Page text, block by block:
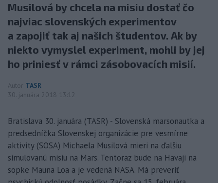
Musilová by chcela na misiu dostať čo
najviac slovenských experimentov
a zapojiť tak aj našich študentov. Ak by
niekto vymyslel experiment, mohli by jej
ho priniesť v rámci zásobovacích misií.
Autor TASR
30. januára 2018 13:12
Bratislava 30. januára (TASR) - Slovenská marsonautka a
predsedníčka Slovenskej organizácie pre vesmírne
aktivity (SOSA) Michaela Musilová mieri na ďalšiu
simulovanú misiu na Mars. Tentoraz bude na Havaji na
sopke Mauna Loa a je vedená NASA. Má preveriť